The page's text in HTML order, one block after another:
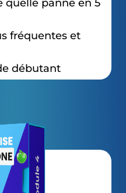
panne en 5
fréquentes et
débutant